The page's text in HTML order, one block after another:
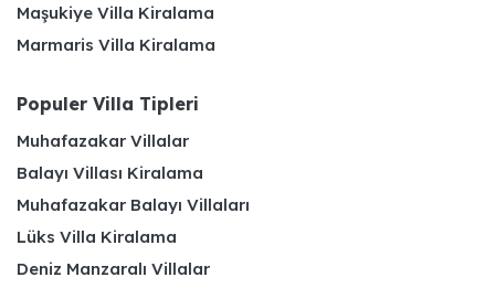
Maşukiye Villa Kiralama
Marmaris Villa Kiralama
Populer Villa Tipleri
Muhafazakar Villalar
Balayı Villası Kiralama
Muhafazakar Balayı Villaları
Lüks Villa Kiralama
Deniz Manzaralı Villalar